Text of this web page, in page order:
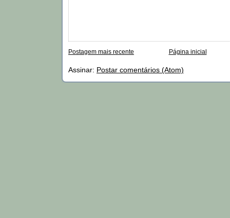
Postagem mais recente Página inicial
Assinar: Postar comentários (Atom)